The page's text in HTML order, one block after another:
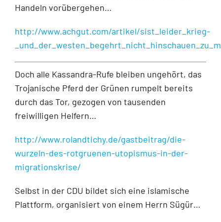
Handeln vorübergehen…
http://www.achgut.com/artikel/sist_leider_krieg-
Doch alle Kassandra-Rufe bleiben ungehört, das
Trojanische Pferd der Grünen rumpelt bereits
durch das Tor, gezogen von tausenden
freiwilligen Helfern…
http://www.rolandtichy.de/gastbeitrag/die-
wurzeln-des-rotgruenen-utopismus-in-der-
migrationskrise/
Selbst in der CDU bildet sich eine islamische
Plattform, organisiert von einem Herrn Sügür…